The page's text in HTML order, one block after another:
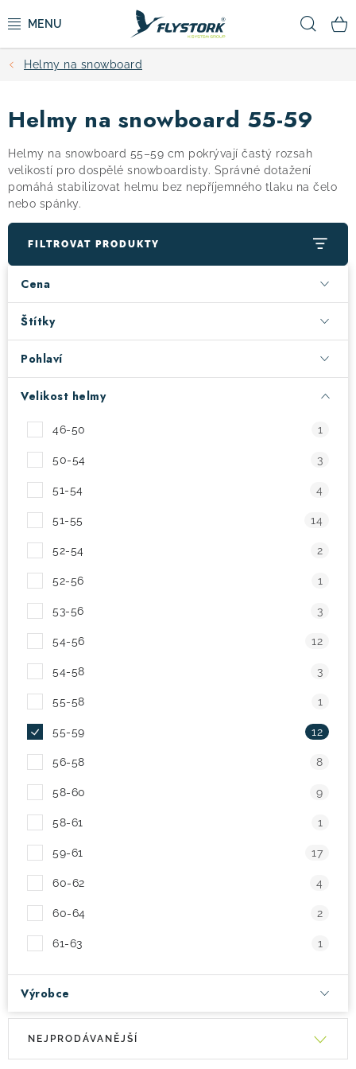
na
CYKLISTIKA
ZIMNÍ SPORTY
KOLOBĚŽKY
OBLEČENÍ A BOTY
DOPLŇKY
VÝPRODEJ
! Akce ! Obchodní podmínky
Testovací centrum
Helmy na snowboard
Helmy na snowboard 55-59
Helmy na snowboard 55–59 cm pokrývají častý rozsah
velikostí pro dospělé snowboardisty. Správné dotažení
pomáhá stabilizovat helmu bez nepříjemného tlaku na čelo
nebo spánky.
FILTROVAT PRODUKTY
Cena
Štítky
Pohlaví
Velikost helmy
46-50 1
50-54 3
51-54 4
51-55 14
52-54 2
52-56 1
53-56 3
54-56 12
54-58 3
55-58 1
55-59 12
56-58 8
58-60 9
58-61 1
59-61 17
60-62 4
60-64 2
61-63 1
Výrobce
V
Ř
NEJPRODÁVANĚJŠÍ